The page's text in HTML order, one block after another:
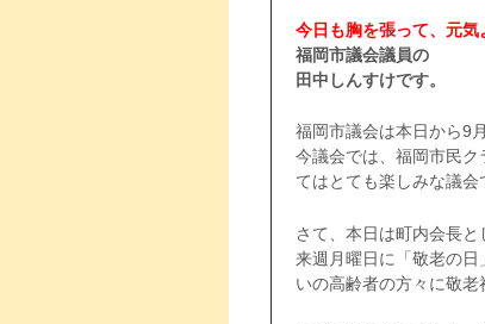
今日も胸を張って、元気
福岡市議会議員の
田中しんすけです。
福岡市議会は本日から9
今議会では、福岡市民
てはとても楽しみな議
さて、本日は町内会長と
来週月曜日に「敬老の
いの高齢者の方々に敬老